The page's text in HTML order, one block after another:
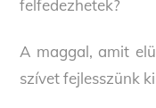
felfedezhetek?
A maggal, amit
szívet fejlesszünk